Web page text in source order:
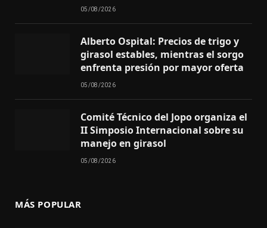
05/08/2026
Alberto Ospital: Precios de trigo y
girasol estables, mientras el sorgo
enfrenta presión por mayor oferta
05/08/2026
Comité Técnico del Jopo organiza el
II Simposio Internacional sobre su
manejo en girasol
05/08/2026
MÁS POPULAR